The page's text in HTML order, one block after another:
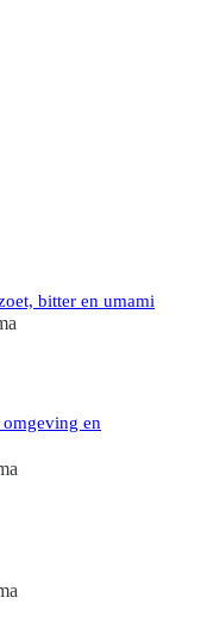
bitter en umami
en